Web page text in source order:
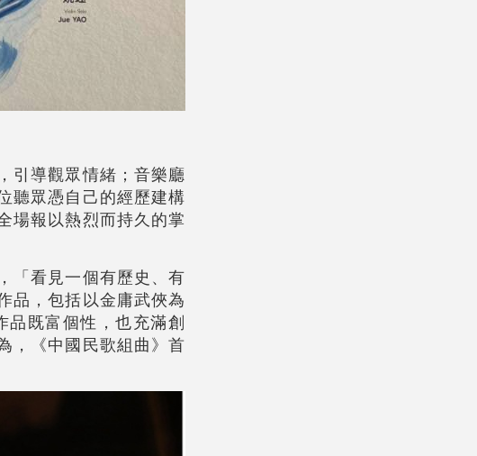
引導觀眾情緒；音樂廳
聽眾憑自己的經歷建構
場報以熱烈而持久的掌
「看見一個有歷史、有
品，包括以金庸武俠為
品既富個性，也充滿創
，《中國民歌組曲》首